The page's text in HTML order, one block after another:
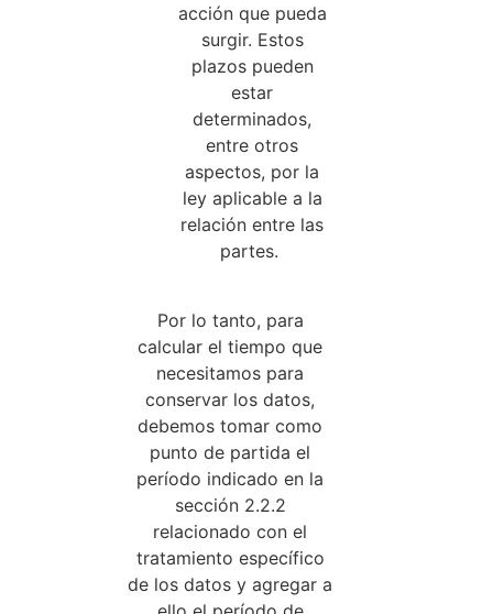
acción que pueda
surgir. Estos
plazos pueden
estar
determinados,
entre otros
aspectos, por la
ley aplicable a la
relación entre las
partes.
Por lo tanto, para
calcular el tiempo que
necesitamos para
conservar los datos,
debemos tomar como
punto de partida el
período indicado en la
sección 2.2.2
relacionado con el
tratamiento específico
de los datos y agregar a